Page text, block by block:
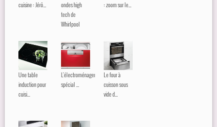
cuisine : Jérô...
ondes high
tech de
Whirlpool
: zoom sur le...
Une table
induction pour
cuisi...
L’électroménager
spécial ...
Le four à
cuisson sous
vide d...